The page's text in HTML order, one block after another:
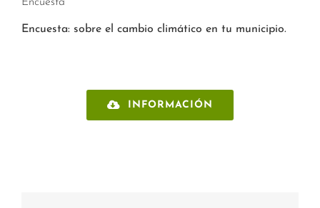
Encuesta: sobre el cambio climático en tu municipio.
INFORMACIÓN